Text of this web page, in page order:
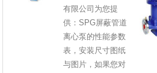
有限公司为您提
供：SPG屏蔽管道
离心泵的性能参数
表，安装尺寸图纸
与图片，如果您对